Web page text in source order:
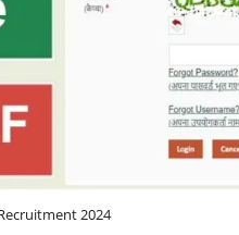
2024